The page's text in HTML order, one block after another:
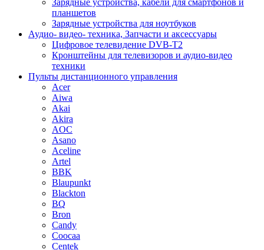
Зарядные устройства, кабели для смартфонов и
планшетов
Зарядные устройства для ноутбуков
Аудио- видео- техника, Запчасти и аксессуары
Цифровое телевидение DVB-T2
Кронштейны для телевизоров и аудио-видео
техники
Пульты дистанционного управления
Acer
Aiwa
Akai
Akira
AOC
Asano
Aceline
Artel
BBK
Blaupunkt
Blackton
BQ
Bron
Candy
Coocaa
Centek